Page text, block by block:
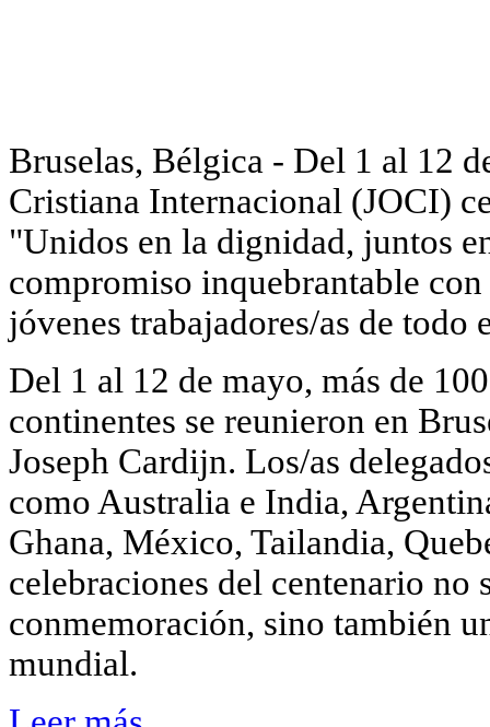
Bruselas, Bélgica - Del 1 al 12
Cristiana Internacional (JOCI)
"Unidos en la dignidad, juntos
compromiso inquebrantable
jóvenes trabajadores/as de todo
Del 1 al 12 de mayo, más de
continentes se reunieron en
Joseph Cardijn. Los/as
como Australia e India,
Ghana, México, Tailandia,
celebraciones del centenario
conmemoración, sino también
mundial.